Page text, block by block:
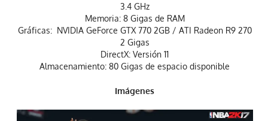
3.4 GHz
Memoria: 8 Gigas de RAM
Gráficas: NVIDIA GeForce GTX 770 2GB / ATI Radeon R9 270
2 Gigas
DirectX: Versión 11
Almacenamiento: 80 Gigas de espacio disponible
Imágenes